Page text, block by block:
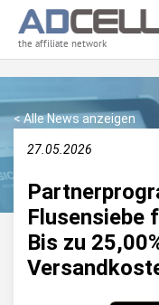
the affiliate network
< Alle News anzeigen
27.05.2026
Flusensiebe
Bis zu